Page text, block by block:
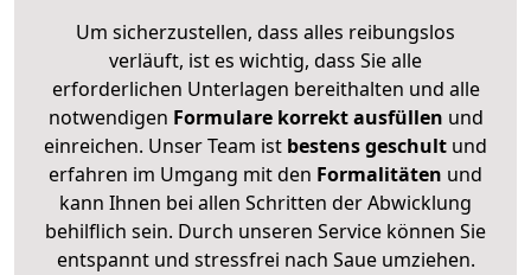
Um sicherzustellen, dass alles reibungslos
verläuft, ist es wichtig, dass Sie alle
erforderlichen Unterlagen bereithalten und alle
notwendigen Formulare korrekt ausfüllen und
einreichen. Unser Team ist bestens geschult und
erfahren im Umgang mit den Formalitäten und
kann Ihnen bei allen Schritten der Abwicklung
behilflich sein. Durch unseren Service können Sie
entspannt und stressfrei nach Saue umziehen.